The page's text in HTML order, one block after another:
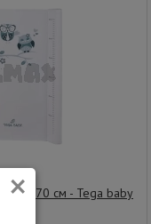
50х70 см - Tega baby
×